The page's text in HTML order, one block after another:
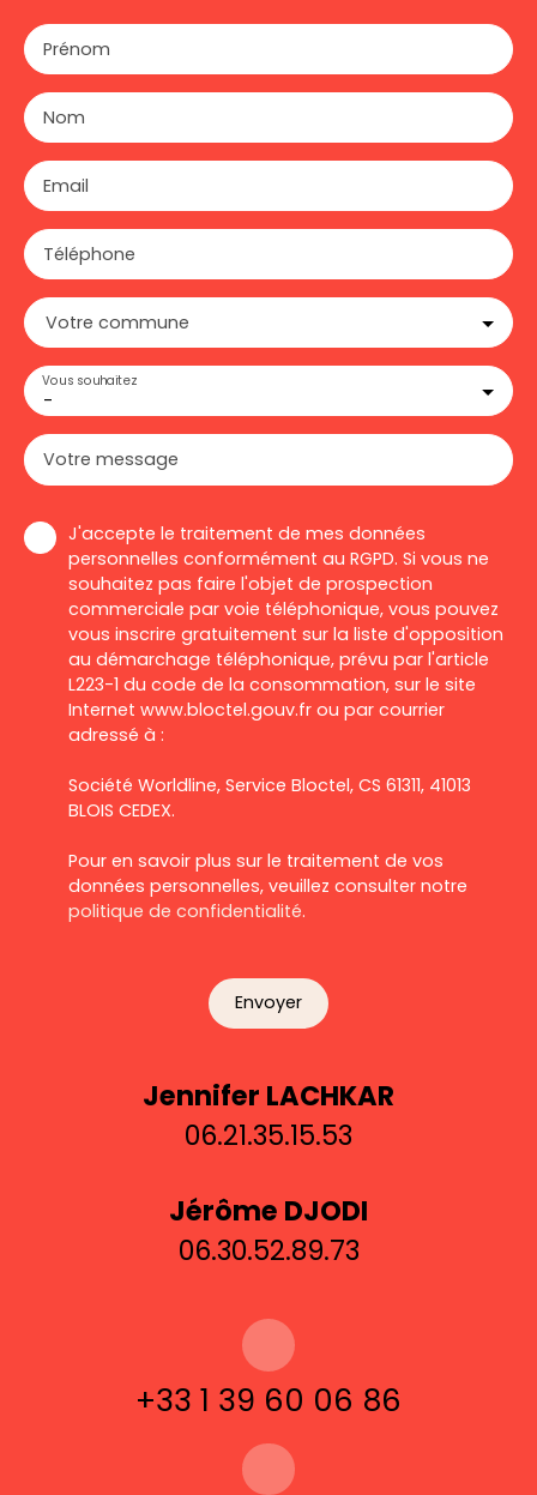
Prénom
Nom
Email
Téléphone
Votre commune
-
Vous souhaitez
Votre message
J'accepte le traitement de mes données
personnelles conformément au RGPD. Si vous ne
souhaitez pas faire l'objet de prospection
commerciale par voie téléphonique, vous pouvez
vous inscrire gratuitement sur la liste d'opposition
au démarchage téléphonique, prévu par l'article
L223-1 du code de la consommation, sur le site
Internet www.bloctel.gouv.fr ou par courrier
adressé à :
Société Worldline, Service Bloctel, CS 61311, 41013
BLOIS CEDEX.
Pour en savoir plus sur le traitement de vos
données personnelles, veuillez consulter notre
politique de confidentialité.
Envoyer
Jennifer LACHKAR
06.21.35.15.53
Jérôme DJODI
06.30.52.89.73
+33 1 39 60 06 86